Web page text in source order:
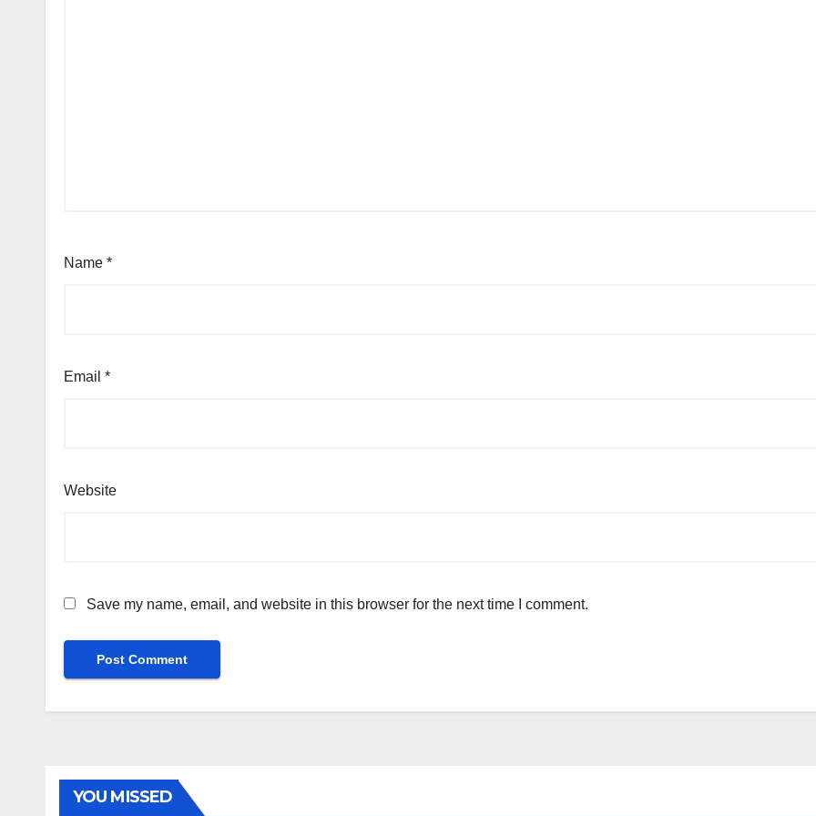
Name *
Email *
Website
Save my name, email, and website in this browser for the next time I comment.
YOU MISSED